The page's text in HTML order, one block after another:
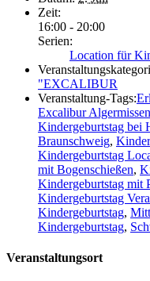
Zeit:
16:00 - 20:00
Serien:
Location für
"EXCALIBUR
Veranstaltung-Tags:
Excalibur Algermissen
Kindergeburtstag bei
Braunschweig,
Kindergeburtstag
mit Bogenschießen,
Kindergeburtstag mit
Kindergeburtstag
Kindergeburtstag,
Kindergeburtstag,
Veranstaltungsort